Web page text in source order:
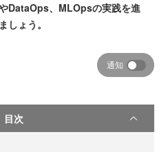
DataOps、MLOpsの実践を進
しょう。
通知
目次